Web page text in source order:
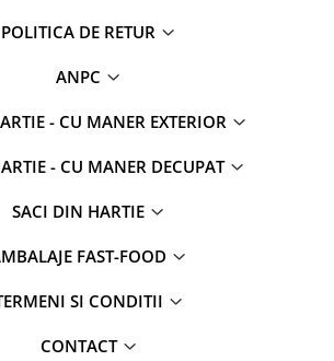
POLITICA DE RETUR
ANPC
- CU MANER EXTERIOR
- CU MANER DECUPAT
SACI DIN HARTIE
FAST-FOOD
SI CONDITII
CONTACT